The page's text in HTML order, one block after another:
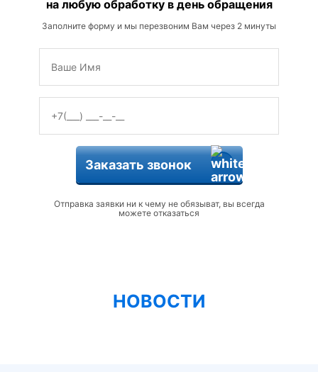
на любую обработку в день обращения
Заполните форму и мы перезвоним Вам через 2 минуты
Заказать звонок
Отправка заявки ни к чему не обязыват, вы всегда
можете отказаться
НОВОСТИ